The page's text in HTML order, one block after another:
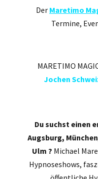
Der Maretimo
Termine,
MARETIMO
Jochen
Du suchst einen
Augsburg,
Ulm ? Michael
Hypnoseshows,